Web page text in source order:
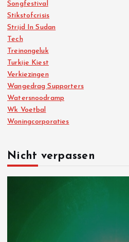
Songfestival
Stikstofcrisis
Strijd In Sudan
Tech
Treinongeluk
Turkije Kiest
Verkiezingen
Wangedrag Supporters
Watersnoodramp
Wk Voetbal
Woningcorporaties
Nicht verpassen